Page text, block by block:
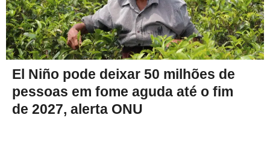
El Niño pode deixar 50 milhões de
pessoas em fome aguda até o fim
de 2027, alerta ONU